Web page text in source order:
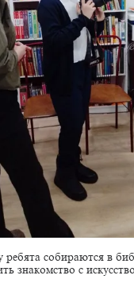
собираются в
знакомство с